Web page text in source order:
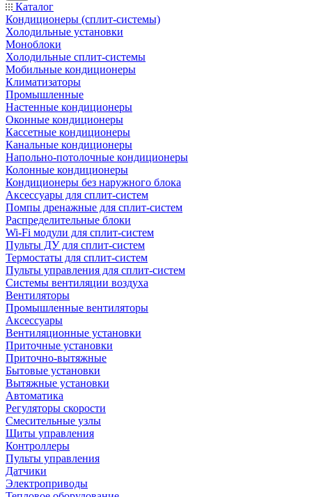
Каталог
Кондиционеры (сплит-системы)
Холодильные установки
Моноблоки
Холодильные сплит-системы
Мобильные кондиционеры
Климатизаторы
Промышленные
Настенные кондиционеры
Оконные кондиционеры
Кассетные кондиционеры
Канальные кондиционеры
Напольно-потолочные кондиционеры
Колонные кондиционеры
Кондиционеры без наружного блока
Аксессуары для сплит-систем
Помпы дренажные для сплит-систем
Распределительные блоки
Wi-Fi модули для сплит-систем
Пульты ДУ для сплит-систем
Термостаты для сплит-систем
Пульты управления для сплит-систем
Системы вентиляции воздуха
Вентиляторы
Промышленные вентиляторы
Аксессуары
Вентиляционные установки
Приточные установки
Приточно-вытяжные
Бытовые установки
Вытяжные установки
Автоматика
Регуляторы скорости
Смесительные узлы
Щиты управления
Контроллеры
Пульты управления
Датчики
Электроприводы